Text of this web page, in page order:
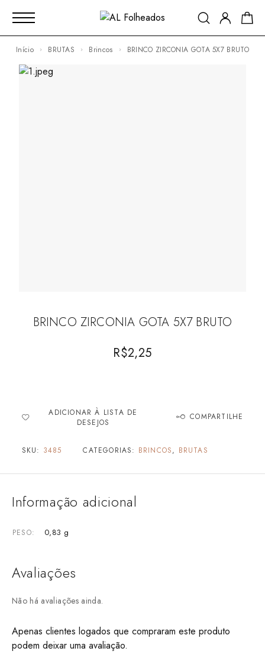
Início BRUTAS Brincos BRINCO ZIRCONIA GOTA 5X7 BRUTO
BRINCO ZIRCONIA GOTA 5X7 BRUTO
R$2,25
ADICIONAR À LISTA DE
DESEJOS
COMPARTILHE
SKU: 3485 CATEGORIAS: BRINCOS, BRUTAS
Informação adicional
PESO 0,83 g
Avaliações
Não há avaliações ainda.
Apenas clientes logados que compraram este produto
podem deixar uma avaliação.